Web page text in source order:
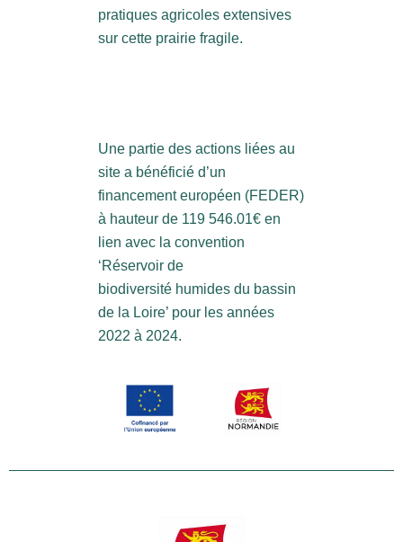
pratiques agricoles extensives
sur cette prairie fragile.
Une partie des actions liées au
site a bénéficié d’un
financement européen (FEDER)
à hauteur de 119 546.01€ en
lien avec la convention
‘Réservoir de
biodiversité humides du bassin
de la Loire’ pour les années
2022 à 2024.